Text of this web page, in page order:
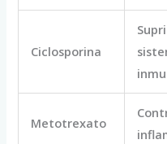
Ciclosporina
Metotrexato